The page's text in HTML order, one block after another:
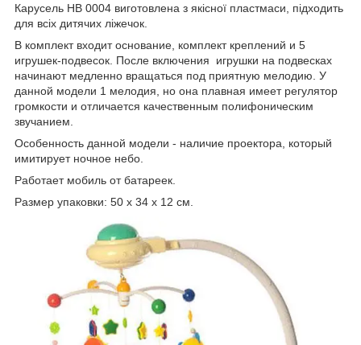
Карусель НВ 0004 виготовлена з якісної пластмаси, підходить
для всіх дитячих ліжечок.
В комплект входит основание, комплект креплений и 5
игрушек-подвесок. После включения игрушки на подвесках
начинают медленно вращаться под приятную мелодию. У
данной модели 1 мелодия, но она плавная имеет регулятор
громкости и отличается качественным полифоническим
звучанием.
Особенность данной модели - наличие проектора, который
имитирует ночное небо.
Работает мобиль от батареек.
Размер упаковки: 50 х 34 х 12 см.